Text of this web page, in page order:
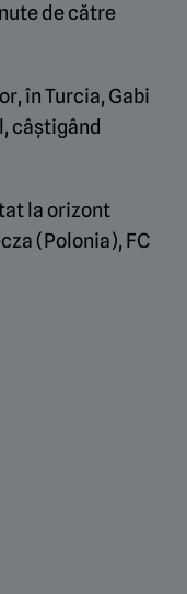
de către
în Turcia, Gabi
câștigând
la orizont
(Polonia), FC